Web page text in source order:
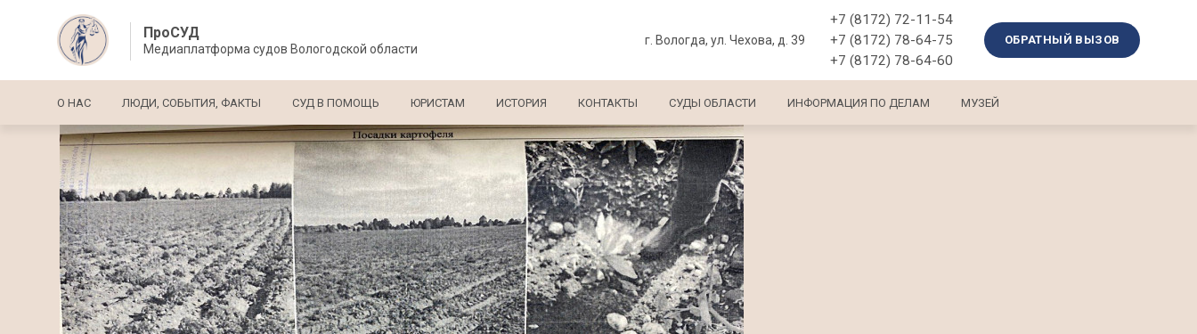
ПроСУД
Медиаплатформа судов Вологодской области
г. Вологда, ул. Чехова, д. 39
+7 (8172) 72-11-54
+7 (8172) 78-64-75
+7 (8172) 78-64-60
ОБРАТНЫЙ ВЫЗОВ
Основная навигация
О НАС ЛЮДИ, СОБЫТИЯ, ФАКТЫ СУД В ПОМОЩЬ ЮРИСТАМ ИСТОРИЯ КОНТАКТЫ СУДЫ ОБЛАСТИ ИНФОРМАЦИЯ ПО ДЕЛАМ МУЗЕЙ